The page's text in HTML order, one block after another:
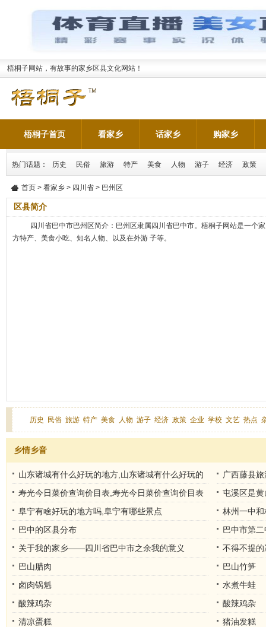
梧桐子网站，有故事的家乡区县文化网站！
梧桐子首页 看家乡 话家乡 购家乡
热门话题： 历史 民俗 旅游 特产 美食 人物 游子 经济 政策
首页 > 看家乡 > 四川省 > 巴州区
区县简介
四川省巴中市巴州区简介：巴州区隶属四川省巴中市。梧桐子网站是一个
方特产、美食小吃、知名人物、以及在外游 子等。
历史 民俗 旅游 特产 美食 人物 游子 经济 政策 企业 学校 文艺 热点
乡情乡音
山东诸城有什么好玩的地方,山东诸城有什么好玩的
地方推荐
广西藤县
寿光今日菜价查询价目表,寿光今日菜价查询价目表
电话
屯溪区是
阜宁有啥好玩的地方吗,阜宁有哪些景点
林州一中
林州一中西
巴中的区县分布
巴中市第
关于我的家乡——四川省巴中市之余我的意义
不得不提
巴山腊肉
巴山竹笋
卤肉锅魁
水煮牛蛙
酸辣鸡杂
酸辣鸡杂
清凉蛋糕
猪油发糕